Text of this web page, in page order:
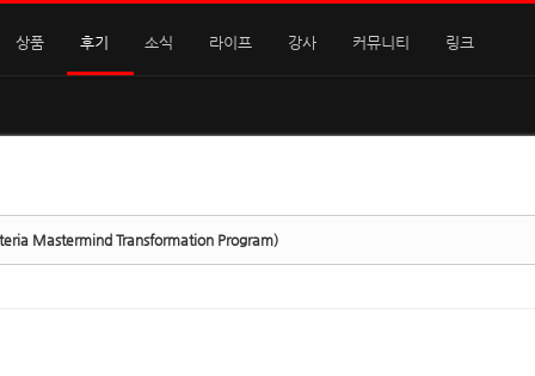
상품 후기 소식 라이프 강사 커뮤니티 링크
Mastermind Transformation Program)